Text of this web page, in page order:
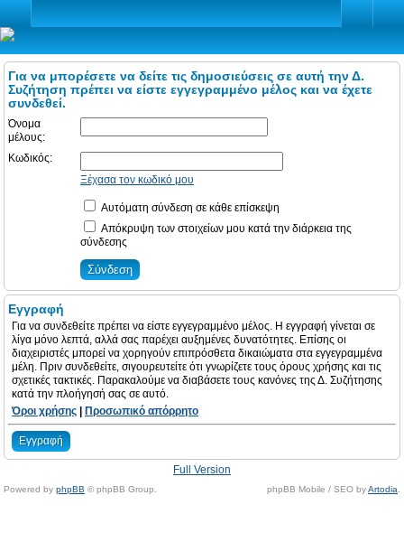
Για να μπορέσετε να δείτε τις δημοσιεύσεις σε αυτή την Δ.
Συζήτηση πρέπει να είστε εγγεγραμμένο μέλος και να έχετε
συνδεθεί.
Όνομα
μέλους:
Κωδικός:
Ξέχασα τον κωδικό μου
Αυτόματη σύνδεση σε κάθε επίσκεψη
Απόκρυψη των στοιχείων μου κατά την διάρκεια της
σύνδεσης
Εγγραφή
Για να συνδεθείτε πρέπει να είστε εγγεγραμμένο μέλος. Η εγγραφή γίνεται σε
λίγα μόνο λεπτά, αλλά σας παρέχει αυξημένες δυνατότητες. Επίσης οι
διαχειριστές μπορεί να χορηγούν επιπρόσθετα δικαιώματα στα εγγεγραμμένα
μέλη. Πριν συνδεθείτε, σιγουρευτείτε ότι γνωρίζετε τους όρους χρήσης και τις
σχετικές τακτικές. Παρακαλούμε να διαβάσετε τους κανόνες της Δ. Συζήτησης
κατά την πλοήγησή σας σε αυτό.
Όροι χρήσης
Προσωπικό απόρρητο
Εγγραφή
Full Version
Powered by phpBB © phpBB Group. phpBB Mobile / SEO byArtodia